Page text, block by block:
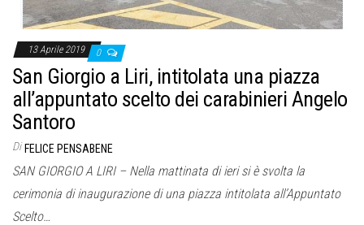
13 Aprile 2019 0
San Giorgio a Liri, intitolata una piazza
all’appuntato scelto dei carabinieri Angelo
Santoro
Di FELICE PENSABENE
SAN GIORGIO A LIRI – Nella mattinata di ieri si è svolta la
cerimonia di inaugurazione di una piazza intitolata all’Appuntato
Scelto…